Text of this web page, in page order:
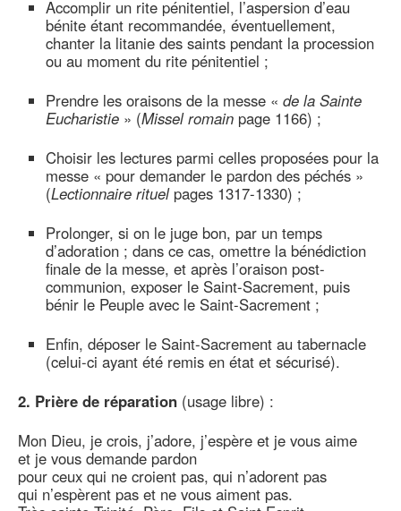
Accomplir un rite pénitentiel, l’aspersion d’eau
bénite étant recommandée, éventuellement,
chanter la litanie des saints pendant la procession
ou au moment du rite pénitentiel ;
Prendre les oraisons de la messe « de la Sainte
Eucharistie » (Missel romain page 1166) ;
Choisir les lectures parmi celles proposées pour la
messe « pour demander le pardon des péchés »
(Lectionnaire rituelpages 1317-1330) ;
Prolonger, si on le juge bon, par un temps
d’adoration ; dans ce cas, omettre la bénédiction
finale de la messe, et après l’oraison post-
communion, exposer le Saint-Sacrement, puis
bénir le Peuple avec le Saint-Sacrement ;
Enfin, déposer le Saint-Sacrement au tabernacle
(celui-ci ayant été remis en état et sécurisé).
2. Prière de réparation (usage libre) :
Mon Dieu, je crois, j’adore, j’espère et je vous aime
et je vous demande pardon
pour ceux qui ne croient pas, qui n’adorent pas
qui n’espèrent pas et ne vous aiment pas.